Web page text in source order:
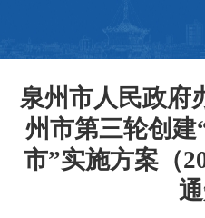
泉州市人民政府
州市第三轮创
市”实施方案（